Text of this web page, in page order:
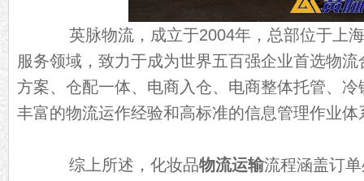
英脉物流，成立于2004年，总部位于上海
服务领域，致力于成为世界五百强企业首选物
方案、仓配一体、电商入仓、电商整体托管、
丰富的物流运作经验和高标准的信息管理作业体
综上所述，化妆品物流运输流程涵盖订